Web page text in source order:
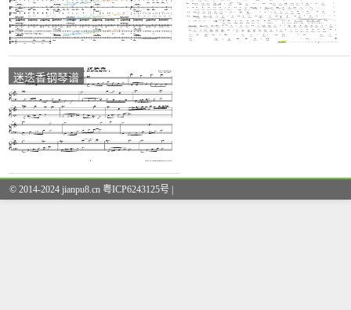
迷迭香钢琴谱
© 2014-2024 jianpu8.cn 粤ICP6243125号 |